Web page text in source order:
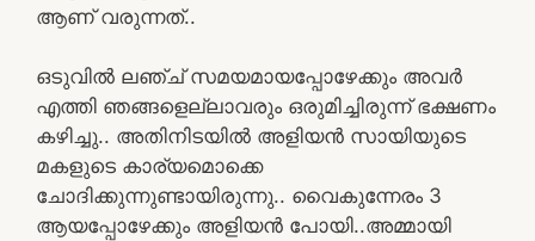
ആണ് വരുന്നത്..
ഒടുവിൽ ലഞ്ച് സമയമായപ്പോഴേക്കും അവർ
എത്തി ഞങ്ങളെല്ലാവരും ഒരുമിച്ചിരുന്ന് ഭക്ഷണം
കഴിച്ചു.. അതിനിടയിൽ അളിയൻ സായിയുടെ
മകളുടെ കാര്യമൊക്കെ
ചോദിക്കുന്നുണ്ടായിരുന്നു.. വൈകുന്നേരം 3
ആയപ്പോഴേക്കും അളിയൻ പോയി..അമ്മായി